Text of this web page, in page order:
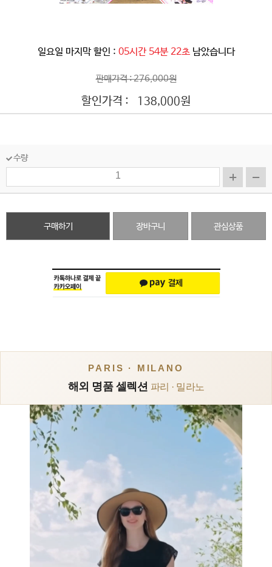
일요일 마지막 할인 : 05시간 54분 20초 남았습니다
판매가격 : 276,000원
할인가격 : 138,000원
수량
구매하기 장바구니 관심상품
PARIS · MILANO
해외 명품 셀렉션 파리 · 밀라노